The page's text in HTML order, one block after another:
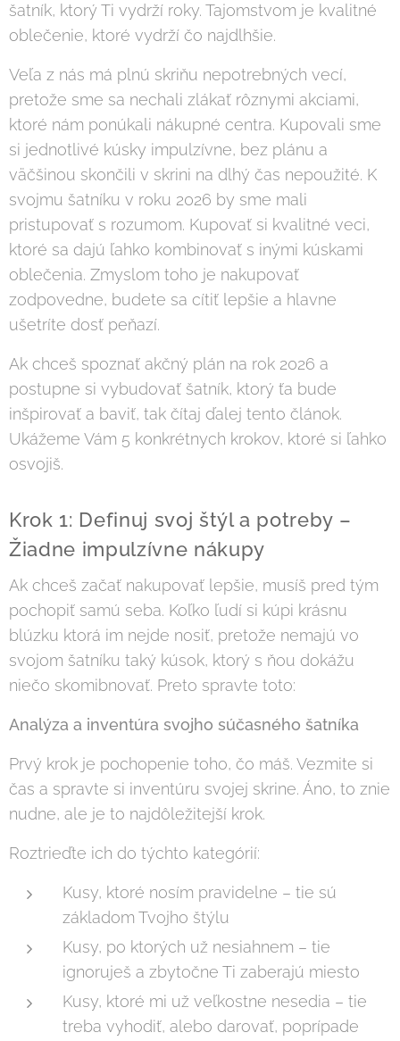
šatník, ktorý Ti vydrží roky. Tajomstvom je kvalitné
oblečenie, ktoré vydrží čo najdlhšie.
Veľa z nás má plnú skriňu nepotrebných vecí,
pretože sme sa nechali zlákať rôznymi akciami,
ktoré nám ponúkali nákupné centra. Kupovali sme
si jednotlivé kúsky impulzívne, bez plánu a
väčšinou skončili v skrini na dlhý čas nepoužité. K
svojmu šatníku v roku 2026 by sme mali
pristupovať s rozumom. Kupovať si kvalitné veci,
ktoré sa dajú ľahko kombinovať s inými kúskami
oblečenia. Zmyslom toho je nakupovať
zodpovedne, budete sa cítiť lepšie a hlavne
ušetríte dosť peňazí.
Ak chceš spoznať akčný plán na rok 2026 a
postupne si vybudovať šatník, ktorý ťa bude
inšpirovať a baviť, tak čítaj ďalej tento článok.
Ukážeme Vám 5 konkrétnych krokov, ktoré si ľahko
osvojiš.
Krok 1: Definuj svoj štýl a potreby –
Žiadne impulzívne nákupy
Ak chceš začať nakupovať lepšie, musíš pred tým
pochopiť samú seba. Koľko ľudí si kúpi krásnu
blúzku ktorá im nejde nosiť, pretože nemajú vo
svojom šatníku taký kúsok, ktorý s ňou dokážu
niečo skomibnovať. Preto spravte toto:
Analýza a inventúra svojho súčasného šatníka
Prvý krok je pochopenie toho, čo máš. Vezmite si
čas a spravte si inventúru svojej skrine. Áno, to znie
nudne, ale je to najdôležitejší krok.
Roztrieďte ich do týchto kategórií:
Kusy, ktoré nosím pravidelne – tie sú
základom Tvojho štýlu
Kusy, po ktorých už nesiahnem – tie
ignoruješ a zbytočne Ti zaberajú miesto
Kusy, ktoré mi už veľkostne nesedia – tie
treba vyhodiť, alebo darovať, poprípade